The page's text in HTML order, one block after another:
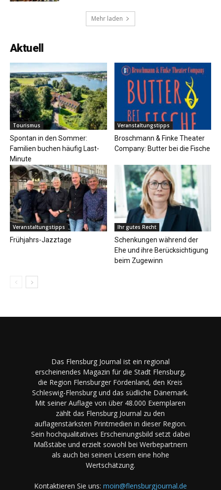
Mehr laden
Aktuell
Tourismus
Spontan in den Sommer:
Familien buchen häufig Last-
Minute
Veranstaltungstipps
Broschmann & Finke Theater
Company: Butter bei die Fische
Veranstaltungstipps
Frühjahrs-Jazztage
Ihr gutes Recht
Schenkungen während der
Ehe und ihre Berücksichtigung
beim Zugewinn
Das Flensburg Journal ist ein regional
erscheinendes Magazin für die Stadt Flensburg,
die Region Flensburger Fördenland, den Kreis
Schleswig-Flensburg und das südliche Dänemark.
Mit seiner Auflage von über 48.000 Exemplaren
zählt das Flensburg Journal zu den
auflagenstärksten Printmedien in dieser Region.
Sein hochqualitatives Erscheinungsbild setzt dabei
Maßstäbe und erzielt sowohl bei Werbepartnern
als auch bei seinen Lesern eine hohe
Wertschätzung.
Kontaktieren Sie uns: moin@flensburgjournal.de